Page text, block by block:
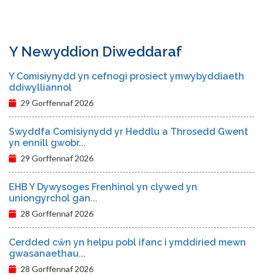
Y Newyddion Diweddaraf
Y Comisiynydd yn cefnogi prosiect ymwybyddiaeth
ddiwylliannol
29 Gorffennaf 2026
Swyddfa Comisiynydd yr Heddlu a Throsedd Gwent
yn ennill gwobr...
29 Gorffennaf 2026
EHB Y Dywysoges Frenhinol yn clywed yn
uniongyrchol gan...
28 Gorffennaf 2026
Cerdded cŵn yn helpu pobl ifanc i ymddiried mewn
gwasanaethau...
28 Gorffennaf 2026